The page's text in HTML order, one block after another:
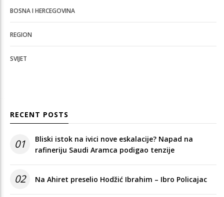
BOSNA I HERCEGOVINA
REGION
SVIJET
RECENT POSTS
01
Bliski istok na ivici nove eskalacije? Napad na
rafineriju Saudi Aramca podigao tenzije
02 Na Ahiret preselio Hodžić Ibrahim – Ibro Policajac